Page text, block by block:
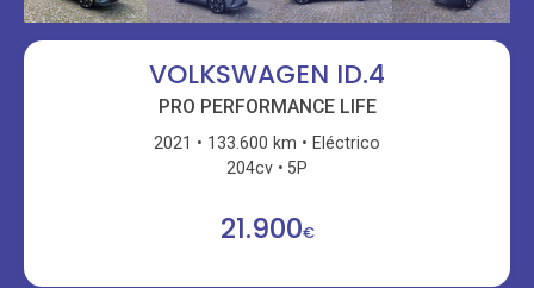
VOLKSWAGEN ID.4
PRO PERFORMANCE LIFE
2021 133.600 km
Eléctrico
204cv
5P
21.900€